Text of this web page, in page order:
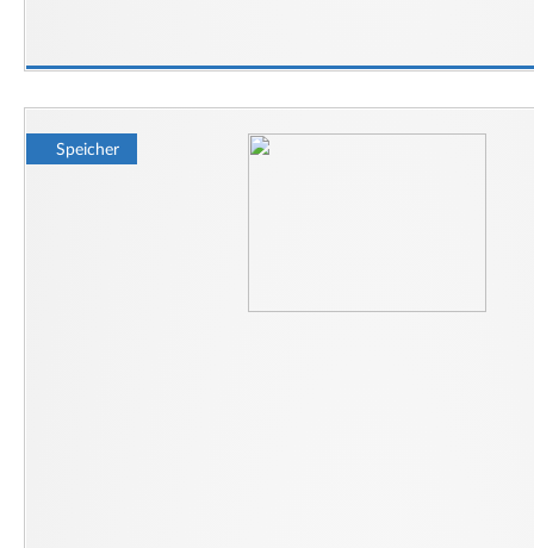
Speicher